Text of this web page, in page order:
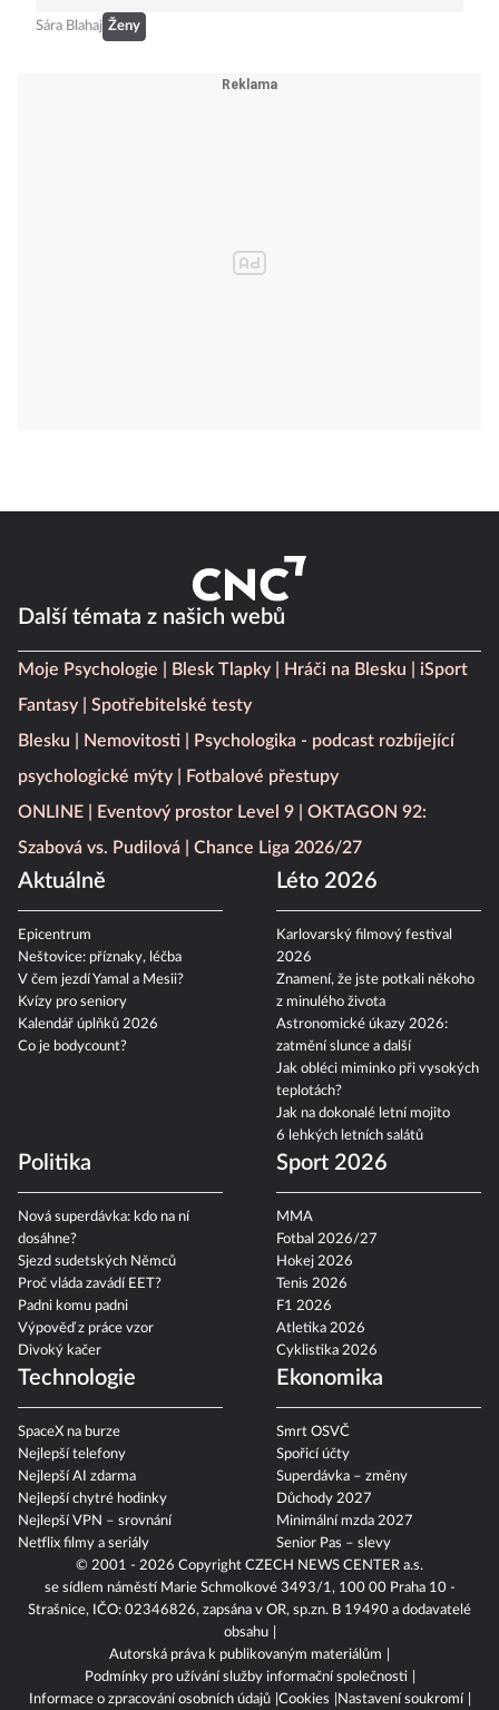
Od šatů z roku 1952 k ikonické
© 2001 - 2026 Copyright
CZECH NEWS CENTER a.s.
se sídlem náměstí Marie Schmolkové 3493/1, 100 00 Praha 10 -
Další témata z našich webů
Moje Psychologie Blesk Tlapky Hráči na Blesku
Fantasy
Spotřebitelské testy
Blesku
Nemovitosti
Psychologika - podcast rozbíjející
psychologické mýty
Fotbalové přestupy
ONLINE
Eventový prostor Level 9
OKTAGON 92:
Szabová vs. Pudilová
Chance Liga 2026/27
Aktuálně
Epicentrum
Neštovice: příznaky, léčba
Léto 2026
Karlovarský filmový festival
Znamení, že jste potkali někoho
z minulého života
Astronomické úkazy 2026:
zatmění slunce a další
Jak obléci miminko při vysokých
teplotách?
Jak na dokonalé letní mojito
6 lehkých letních salátů
Politika
Nová superdávka: kdo na ní
dosáhne?
Sjezd sudetských Němců
Proč vláda zavádí EET?
Padni komu padni
Výpověď z práce vzor
Divoký kačer
Sport 2026
Hokej 2026
Tenis 2026
F1 2026
Atletika 2026
Cyklistika 2026
Technologie
SpaceX na burze
Nejlepší telefony
Nejlepší chytré hodinky
Nejlepší VPN – srovnání
Ekonomika
Důchody 2027
Minimální mzda 2027